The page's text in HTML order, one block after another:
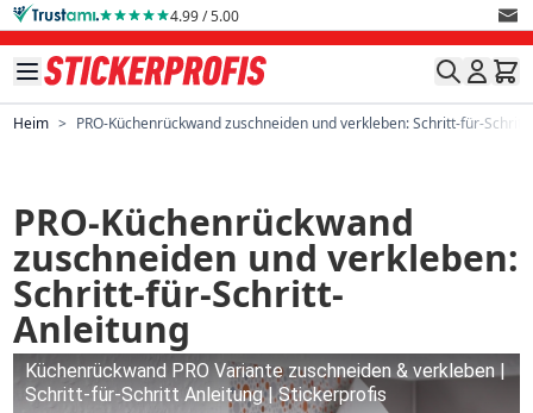
Direkt zum Inhalt 4.99 / 5.00
Heim > PRO-Küchenrückwand zuschneiden und verkleben: Schritt-für-
PRO-Küchenrückwand
zuschneiden und verkleben:
Schritt-für-Schritt-
Anleitung
Küchenrückwand PRO Variante zuschneiden & verkleben |
Schritt-für-Schritt Anleitung | Stickerprofis